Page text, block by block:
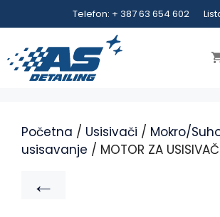
Telefon: + 387 63 654 602
Početna / Usisivači / Mokro/
usisavanje / MOTOR ZA
←